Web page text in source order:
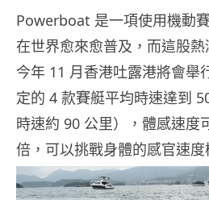
Powerboat 是一項使用機動
在世界愈來愈普及，而這股熱
今年 11 月香港吐露港將會舉
定的 4 款賽艇平均時速達到
時速約 90 公里），體感速度
倍，可以挑戰身體的感官速度